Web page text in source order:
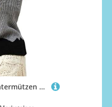
BYNYXI Kinder Wintermützen Dinosaurier, Niedliche Schalmütze Schlupfmütze Kinder Jungen Mädchen Gestrickte Mützen Warm Fleece Mütze Beanie Mütze Kindermütze Strickmütze für Kleinkind 1-5 Jahre